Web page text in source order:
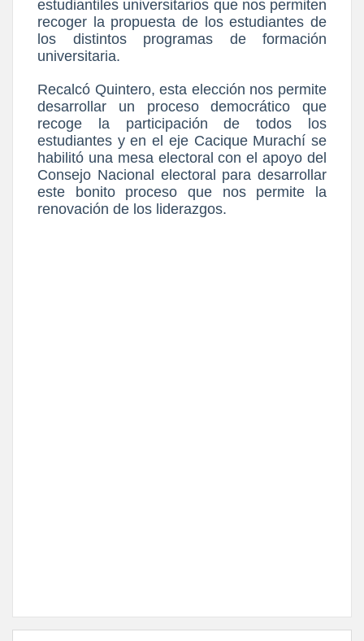
estudiantiles universitarios que nos permiten
recoger la propuesta de los estudiantes de
los distintos programas de formación
universitaria.
Recalcó Quintero, esta elección nos permite
desarrollar un proceso democrático que
recoge la participación de todos los
estudiantes y en el eje Cacique Murachí se
habilitó una mesa electoral con el apoyo del
Consejo Nacional electoral para desarrollar
este bonito proceso que nos permite la
renovación de los liderazgos.